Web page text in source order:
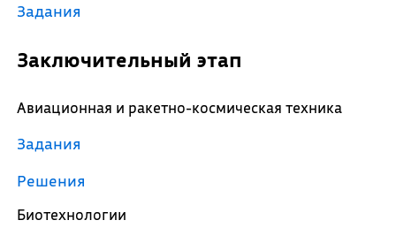
Задания
Заключительный этап
Авиационная и ракетно-космическая техника
Задания
Решения
Биотехнологии